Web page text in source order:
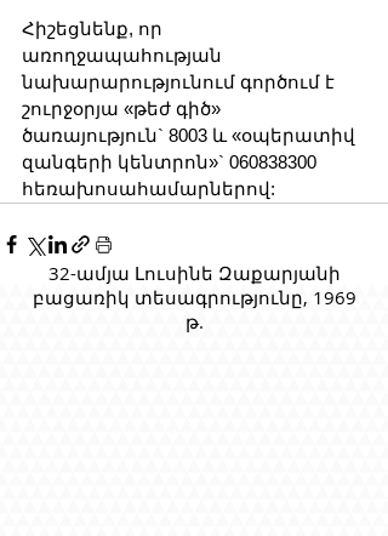
Հիշեցնենք, որ
առողջապահության
նախարարությունում գործում է
շուրջօրյա «թեժ գիծ»
ծառայություն` 8003 և «օպերատիվ
զանգերի կենտրոն»` 060838300
հեռախոսահամարներով:
32-ամյա Լուսինե Զաքարյանի
բացառիկ տեսագրությունը, 1969
թ.